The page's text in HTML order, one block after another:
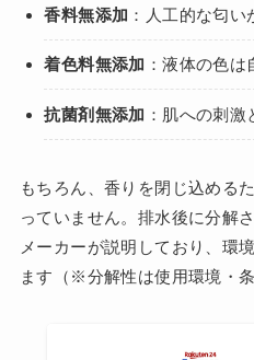
香料無添加 ：人工的な匂い
着色料無添加 ：液体の色は
抗菌剤無添加 ：肌への刺
もちろん、香りを閉じ込める
っていません。排水後に分解
メーカーが説明しており、環
ます（※分解性は使用環境・